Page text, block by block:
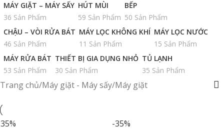
MÁY GIẶT – MÁY SẤY
36 Sản Phẩm
HÚT MÙI
59 Sản Phẩm
BẾP
50 Sản Phẩm
CHẬU – VÒI RỬA BÁT
46 Sản Phẩm
MÁY LỌC KHÔNG KHÍ
11 Sản Phẩm
MÁY LỌC NƯỚC
15 Sản Phẩm
MÁY RỬA BÁT
53 Sản Phẩm
THIẾT BỊ GIA DỤNG NHỎ
30 Sản Phẩm
TỦ LẠNH
35 Sản Phẩm
Trang chủ Máy giặt - Máy sấy Máy giặt
-35%